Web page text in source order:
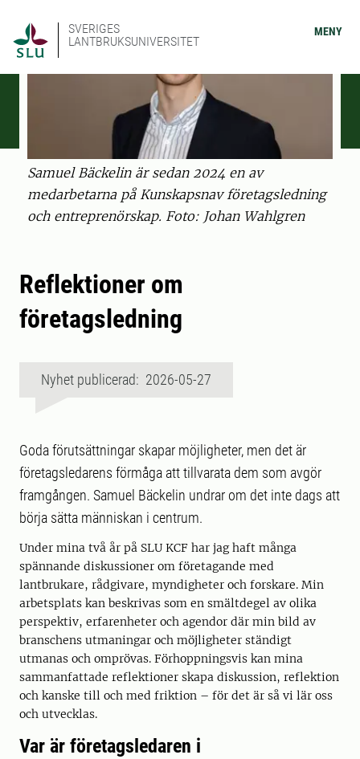
SVERIGES
LANTBRUKSUNIVERSITET
MENY
Samuel Bäckelin är sedan 2024 en av
medarbetarna på Kunskapsnav företagsledning
och entreprenörskap. Foto: Johan Wahlgren
Reflektioner om
företagsledning
Nyhet publicerad: 2026-05-27
Goda förutsättningar skapar möjligheter, men det är
företagsledarens förmåga att tillvarata dem som avgör
framgången. Samuel Bäckelin undrar om det inte dags att
börja sätta människan i centrum.
Under mina två år på SLU KCF har jag haft många
spännande diskussioner om företagande med
lantbrukare, rådgivare, myndigheter och forskare. Min
arbetsplats kan beskrivas som en smältdegel av olika
perspektiv, erfarenheter och agendor där min bild av
branschens utmaningar och möjligheter ständigt
utmanas och omprövas. Förhoppningsvis kan mina
sammanfattade reflektioner skapa diskussion, reflektion
och kanske till och med friktion – för det är så vi lär oss
och utvecklas.
Var är företagsledaren i